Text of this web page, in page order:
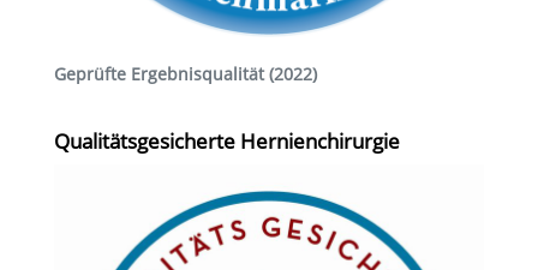
Geprüfte Ergebnisqualität (2022)
Qualitätsgesicherte Hernienchirurgie